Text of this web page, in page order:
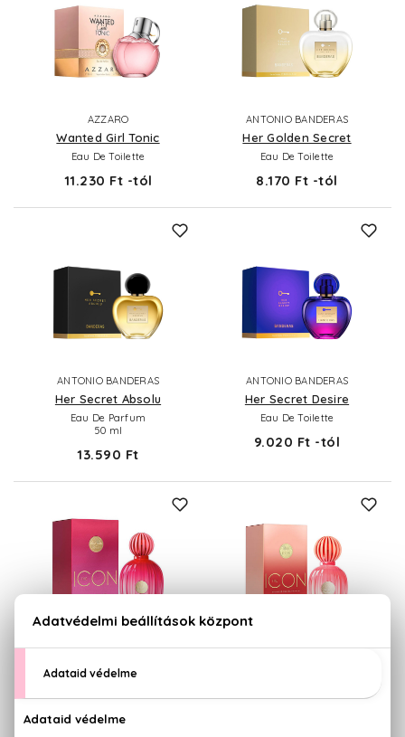
AZZARO
Wanted Girl Tonic
Eau De Toilette
11.230 Ft -tól
ANTONIO BANDERAS
Her Golden Secret
Eau De Toilette
8.170 Ft -tól
ANTONIO BANDERAS
Her Secret Absolu
Eau De Parfum
50 ml
13.590 Ft
ANTONIO BANDERAS
Her Secret Desire
Eau De Toilette
9.020 Ft -tól
The Icon Woman
10.500 Ft -tól